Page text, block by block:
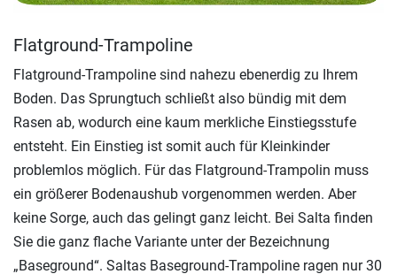
Flatground-Trampoline
Flatground-Trampoline sind nahezu ebenerdig zu Ihrem
Boden. Das Sprungtuch schließt also bündig mit dem
Rasen ab, wodurch eine kaum merkliche Einstiegsstufe
entsteht. Ein Einstieg ist somit auch für Kleinkinder
problemlos möglich. Für das Flatground-Trampolin muss
ein größerer Bodenaushub vorgenommen werden. Aber
keine Sorge, auch das gelingt ganz leicht. Bei Salta finden
Sie die ganz flache Variante unter der Bezeichnung
„Baseground“. Saltas Baseground-Trampoline ragen nur 30